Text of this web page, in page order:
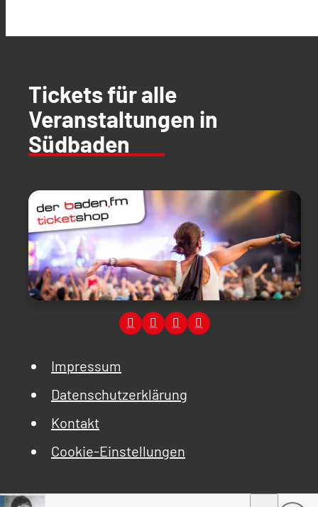
Tickets für alle
Veranstaltungen in
Südbaden
Impressum
Datenschutzerklärung
Kontakt
Cookie-Einstellungen